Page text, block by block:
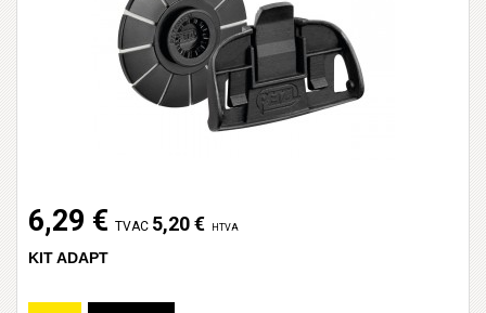
6,29 € TVAC 5,20 € HTVA
KIT ADAPT